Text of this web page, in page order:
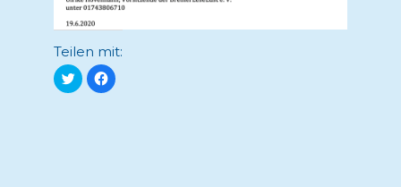
Teilen mit:
Klick,
um
über
Klick,
um